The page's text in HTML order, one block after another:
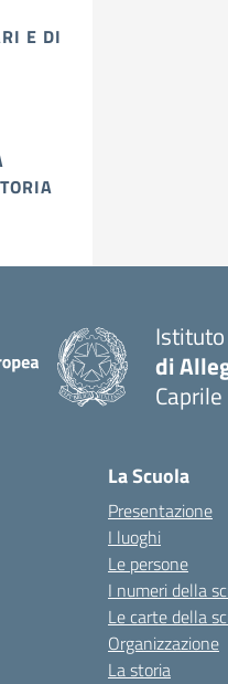
E DI
di
La Scuola
Presentazione
I luoghi
Le persone
I numeri della
Le carte della
Organizzazione
La storia